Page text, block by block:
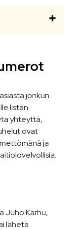
jonkun
listan
yhteyttä,
ovat
ja
Juho Karhu,
lähetä